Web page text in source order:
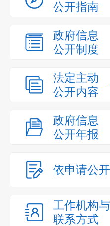
公开指南
政府信息
公开制度
法定主动
公开内容
政府信息
公开年报
依申请公开
工作机构与
联系方式